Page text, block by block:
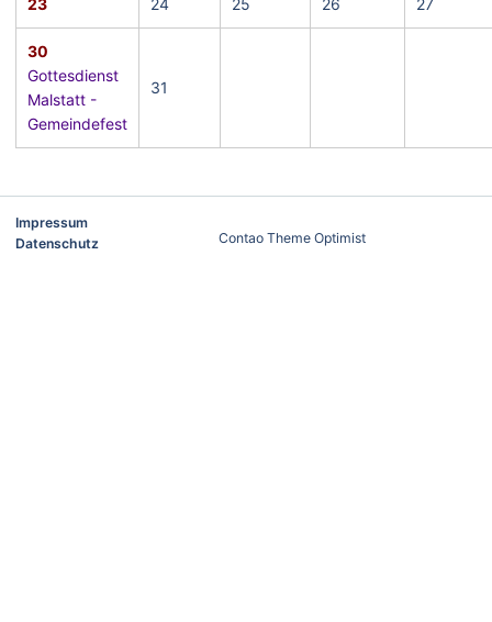
23 24 25 26 27
30
Gottesdienst
Malstatt -
Gemeindefest
31
Impressum
Datenschutz
Contao Theme Optimist